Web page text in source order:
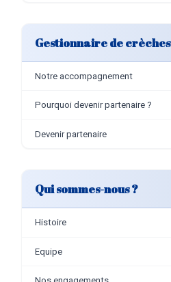
Gestionnaire de crèches
Notre accompagnement
Pourquoi devenir partenaire ?
Devenir partenaire
Qui sommes-nous ?
Histoire
Equipe